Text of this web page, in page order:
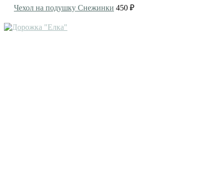
Чехол на подушку Cнежинки 450 ₽